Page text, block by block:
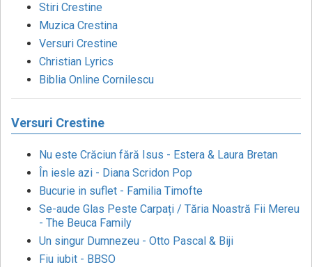
Stiri Crestine
Muzica Crestina
Versuri Crestine
Christian Lyrics
Biblia Online Cornilescu
Versuri Crestine
Nu este Crăciun fără Isus - Estera & Laura Bretan
În iesle azi - Diana Scridon Pop
Bucurie in suflet - Familia Timofte
Se-aude Glas Peste Carpați / Tăria Noastră Fii Mereu
- The Beuca Family
Un singur Dumnezeu - Otto Pascal & Biji
Fiu iubit - BBSO